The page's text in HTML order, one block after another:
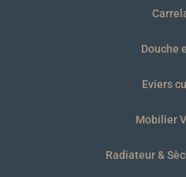
Douche
Eviers
Mobilier
Radiateur &